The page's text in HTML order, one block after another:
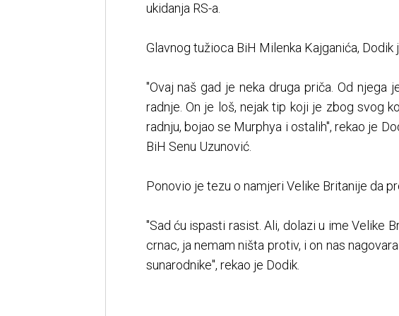
ukidanja RS-a.
Glavnog tužioca BiH Milenka Kajganića, Dodik
"Ovaj naš gad je neka druga priča. Od njega
radnje. On je loš, nejak tip koji je zbog svog
radnju, bojao se Murphya i ostalih", rekao je
BiH Senu Uzunović.
Ponovio je tezu o namjeri Velike Britanije da
"Sad ću ispasti rasist. Ali, dolazi u ime Velike
crnac, ja nemam ništa protiv, i on nas
sunarodnike", rekao je Dodik.